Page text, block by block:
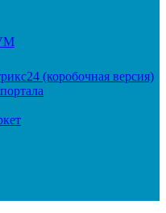
(коробочная версия)